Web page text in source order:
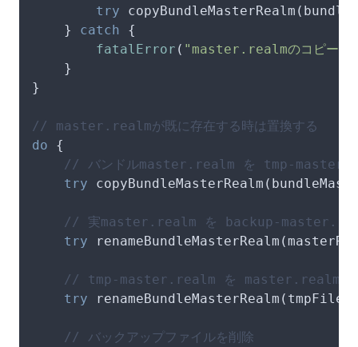
try
    }
catch {
fatalError ( "master.realmのコピーに
    }
}
// master.realmが既に存在する時は置換する
do {
// バンドルmaster.realm を tmp-
try
// 実master.realm を backup-master.realm
try
// tmp-master.realm を master.realm にリ
try
// バックアップファイルを削除